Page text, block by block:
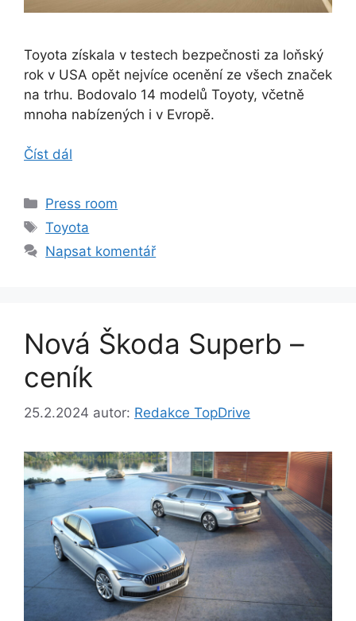
Toyota získala v testech bezpečnosti za loňský
rok v USA opět nejvíce ocenění ze všech značek
na trhu. Bodovalo 14 modelů Toyoty, včetně
mnoha nabízených i v Evropě.
Číst dál
Rubriky
Press room
Štítky
Toyota
Napsat komentář
Nová Škoda Superb –
ceník
25.2.2024 autor: Redakce TopDrive